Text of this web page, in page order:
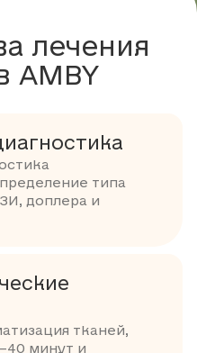
лечения
AMBY
типа
доплера и
тканей,
минут и